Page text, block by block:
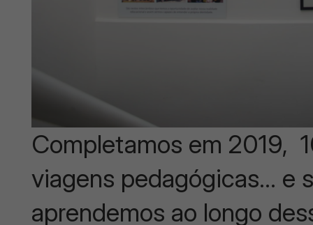
Completamos em 2019,
viagens pedagógicas… e
aprendemos ao longo